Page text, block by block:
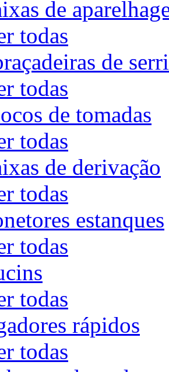
de
todas
de
todas
de tomadas
todas
de derivação
todas
estanques
todas
todas
rápidos
todas